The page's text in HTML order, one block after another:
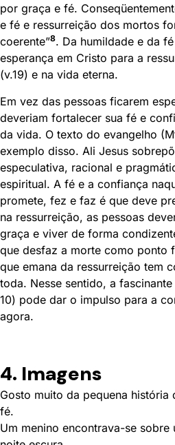
por graça e fé.
e fé e ressurreição dos mortos
coerente”8. Da humildade e da
esperança em Cristo para a
(v.19) e na vida eterna.
Em vez das pessoas ficarem
deveriam fortalecer sua fé e
da vida. O texto do evangelho
exemplo disso. Ali Jesus
especulativa, racional e
espiritual. A fé e a confiança
promete, fez e faz é que deve
na ressurreição, as pessoas
graça e viver de forma
que desfaz a morte como ponto
que emana da ressurreição tem
toda. Nesse sentido, a
10) pode dar o impulso para a
agora.
4. Imagens
Gosto muito da pequena história
fé.
Um menino encontrava-se sobre